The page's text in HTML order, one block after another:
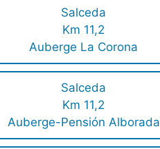
Salceda
Km 11,2
Auberge La Corona
Salceda
Km 11,2
Auberge-Pensión Alborada